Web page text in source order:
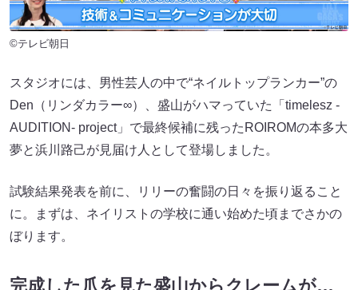
©テレビ朝日
スタジオには、男性芸人の中で“ネイルトップランカー”の
Den（リンダカラー∞）、盛山がハマっていた「timelesz -
AUDITION- project」で最終候補に残ったROIROMの本多大
夢と浜川路己が見届け人として登場しました。
試験結果発表を前に、リリーの奮闘の日々を振り返ること
に。まずは、ネイリストの学校に通い始めた頃までさかの
ぼります。
完成した爪を見た盛山からクレームが…